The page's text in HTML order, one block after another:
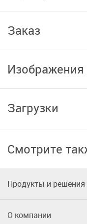
Заказ
Изображения
Загрузки
Смотрите
Продукты и решения
О компании